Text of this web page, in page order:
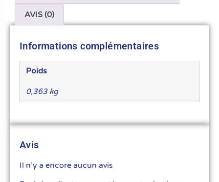
AVIS (0)
Informations complémentaires
Poids
0,363 kg
Avis
Il n’y a encore aucun avis